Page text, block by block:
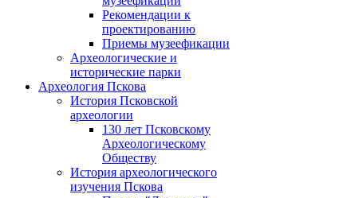
Рекомендации к
проектированию
Приемы музеефикации
Археологические и
исторические парки
Археология Пскова
История Псковской
археологии
130 лет Псковскому
Археологическому
Обществу
История археологического
изучения Пскова